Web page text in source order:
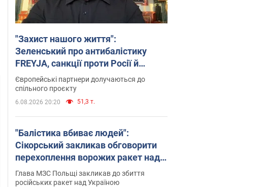
"Захист нашого життя":
Зеленський про антибалістику
FREYJA, санкції проти Росії й
підтримку аграріїв. Відео
Європейські партнери долучаються до
спільного проєкту
6.08.2026 20:20 51,3 т.
"Балістика вбиває людей":
Сікорський закликав обговорити
перехоплення ворожих ракет над
Україною
Глава МЗС Польщі закликав до збиття
російських ракет над Україною